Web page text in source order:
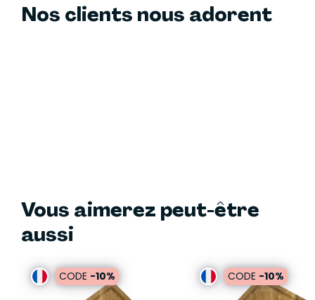
Nos clients nous adorent
Vous aimerez peut-être
aussi
CODE -10% CODE -10%